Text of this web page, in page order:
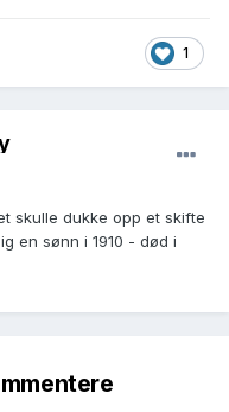
1
skulle dukke opp et skifte
en sønn i 1910 - død i